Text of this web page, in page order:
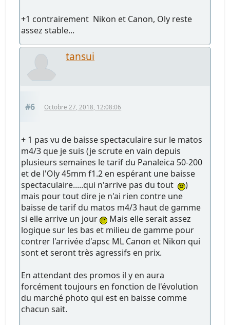
+1 contrairement Nikon et Canon, Oly reste
assez stable...
tansui
#6 Octobre 27, 2018, 12:08:06
+ 1 pas vu de baisse spectaculaire sur le matos
m4/3 que je suis (je scrute en vain depuis
plusieurs semaines le tarif du Panaleica 50-200
et de l'Oly 45mm f1.2 en espérant une baisse
spectaculaire.....qui n'arrive pas du tout
)
mais pour tout dire je n'ai rien contre une
baisse de tarif du matos m4/3 haut de gamme
si elle arrive un jour
Mais elle serait assez
logique sur les bas et milieu de gamme pour
contrer l'arrivée d'apsc ML Canon et Nikon qui
sont et seront très agressifs en prix.
En attendant des promos il y en aura
forcément toujours en fonction de l'évolution
du marché photo qui est en baisse comme
chacun sait.